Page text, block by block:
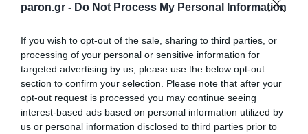
paron.gr - Do Not Process My Personal Information
If you wish to opt-out of the sale, sharing to third parties, or
processing of your personal or sensitive information for
targeted advertising by us, please use the below opt-out
section to confirm your selection. Please note that after your
opt-out request is processed you may continue seeing
interest-based ads based on personal information utilized by
us or personal information disclosed to third parties prior to